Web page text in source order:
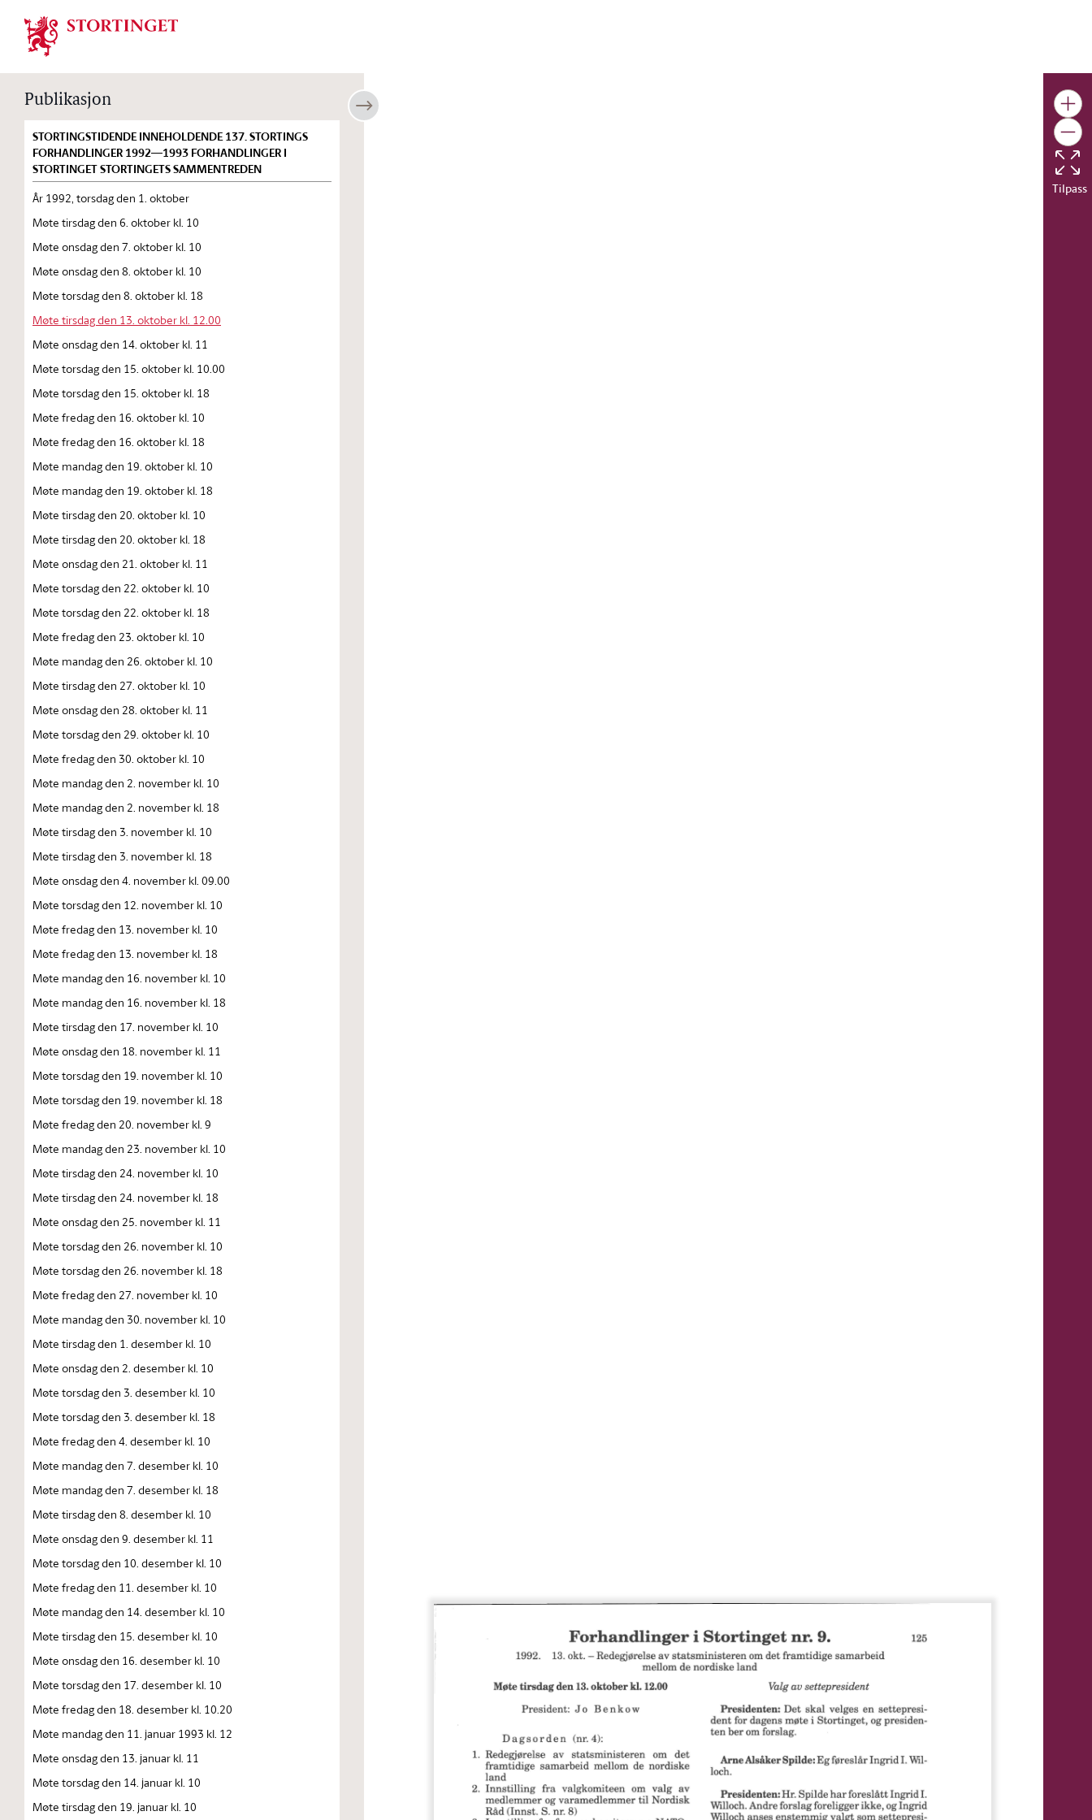
Stortinget.no
Publikasjon
STORTINGSTIDENDE INNEHOLDENDE 137. STORTINGS
FORHANDLINGER 1992—1993 FORHANDLINGER I
STORTINGET STORTINGETS SAMMENTREDEN
År 1992, torsdag den 1. oktober
Møte tirsdag den 6. oktober kl. 10
Møte onsdag den 7. oktober kl. 10
Møte onsdag den 8. oktober kl. 10
Møte torsdag den 8. oktober kl. 18
Møte tirsdag den 13. oktober kl. 12.00
Møte onsdag den 14. oktober kl. 11
Møte torsdag den 15. oktober kl. 10.00
Møte torsdag den 15. oktober kl. 18
Møte fredag den 16. oktober kl. 10
Møte fredag den 16. oktober kl. 18
Møte mandag den 19. oktober kl. 10
Møte mandag den 19. oktober kl. 18
Møte tirsdag den 20. oktober kl. 10
Møte tirsdag den 20. oktober kl. 18
Møte onsdag den 21. oktober kl. 11
Møte torsdag den 22. oktober kl. 10
Møte torsdag den 22. oktober kl. 18
Møte fredag den 23. oktober kl. 10
Møte mandag den 26. oktober kl. 10
Møte tirsdag den 27. oktober kl. 10
Møte onsdag den 28. oktober kl. 11
Møte torsdag den 29. oktober kl. 10
Møte fredag den 30. oktober kl. 10
Møte mandag den 2. november kl. 10
Møte mandag den 2. november kl. 18
Møte tirsdag den 3. november kl. 10
Møte tirsdag den 3. november kl. 18
Møte onsdag den 4. november kl. 09.00
Møte torsdag den 12. november kl. 10
Møte fredag den 13. november kl. 10
Møte fredag den 13. november kl. 18
Møte mandag den 16. november kl. 10
Møte mandag den 16. november kl. 18
Møte tirsdag den 17. november kl. 10
Møte onsdag den 18. november kl. 11
Møte torsdag den 19. november kl. 10
Møte torsdag den 19. november kl. 18
Møte fredag den 20. november kl. 9
Møte mandag den 23. november kl. 10
Møte tirsdag den 24. november kl. 10
Møte tirsdag den 24. november kl. 18
Møte onsdag den 25. november kl. 11
Møte torsdag den 26. november kl. 10
Møte torsdag den 26. november kl. 18
Møte fredag den 27. november kl. 10
Møte mandag den 30. november kl. 10
Møte tirsdag den 1. desember kl. 10
Møte onsdag den 2. desember kl. 10
Møte torsdag den 3. desember kl. 10
Møte torsdag den 3. desember kl. 18
Møte fredag den 4. desember kl. 10
Møte mandag den 7. desember kl. 10
Møte mandag den 7. desember kl. 18
Møte tirsdag den 8. desember kl. 10
Møte onsdag den 9. desember kl. 11
Møte torsdag den 10. desember kl. 10
Møte fredag den 11. desember kl. 10
Møte mandag den 14. desember kl. 10
Møte tirsdag den 15. desember kl. 10
Møte onsdag den 16. desember kl. 10
Møte torsdag den 17. desember kl. 10
Møte fredag den 18. desember kl. 10.20
Møte mandag den 11. januar 1993 kl. 12
Møte onsdag den 13. januar kl. 11
Møte torsdag den 14. januar kl. 10
Møte tirsdag den 19. januar kl. 10